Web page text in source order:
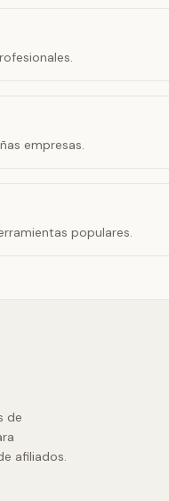
empresas.
populares.
de
afiliados.